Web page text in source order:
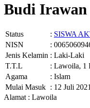
Budi Irawan
Status : SISWA
NISN
:
Jenis Kelamin : Laki-Laki
T.T.L
: Lawoila, 1
Agama
: Islam
Mulai Masuk : 12 Juli
Alamat : Lawoila